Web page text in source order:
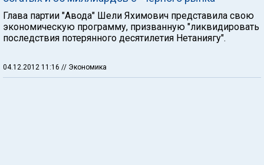
Глава партии "Авода" Шели Яхимович представила свою
экономическую программу, призванную "ликвидировать
последствия потерянного десятилетия Нетаниягу".
04.12.2012 11:16 // Экономика